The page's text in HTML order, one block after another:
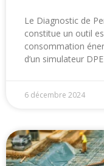
Le Diagnostic de
constitue un outil
consommation
d’un simulateur
6 décembre 2024